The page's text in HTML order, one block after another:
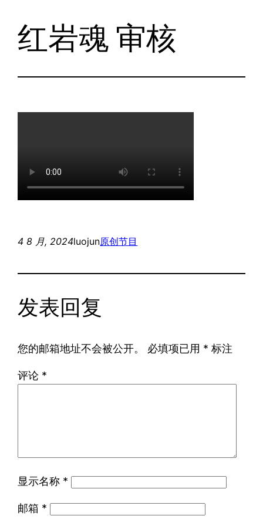
红岩魂 审核
4 8 月, 2024luojun原创节目
发表回复
您的邮箱地址不会被公开。 必填项已用 * 标注
评论 *
显示名称 *
邮箱 *